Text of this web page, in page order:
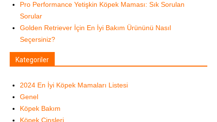
Pro Performance Yetişkin Köpek Maması: Sık Sorulan
Sorular
Golden Retriever İçin En İyi Bakım Ürününü Nasıl
Seçersiniz?
Kategoriler
2024 En İyi Köpek Mamaları Listesi
Genel
Köpek Bakım
Köpek Cinsleri